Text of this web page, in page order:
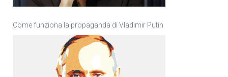
Come funziona la propaganda di Vladimir Putin